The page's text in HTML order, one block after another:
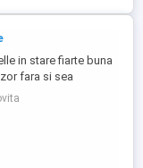
in stare fiarte buna
fara si sea
in butuc bicicleta
incarcaror original l
interesat o ooate